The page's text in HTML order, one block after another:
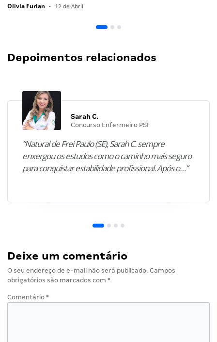
Olivia Furlan • 12 de Abril
Depoimentos relacionados
Sarah C.
Concurso Enfermeiro PSF
“Natural de Frei Paulo (SE), Sarah C. sempre
enxergou os estudos como o caminho mais seguro
para conquistar estabilidade profissional. Após o…”
Deixe um comentário
O seu endereço de e-mail não será publicado. Campos
obrigatórios são marcados com *
Comentário *